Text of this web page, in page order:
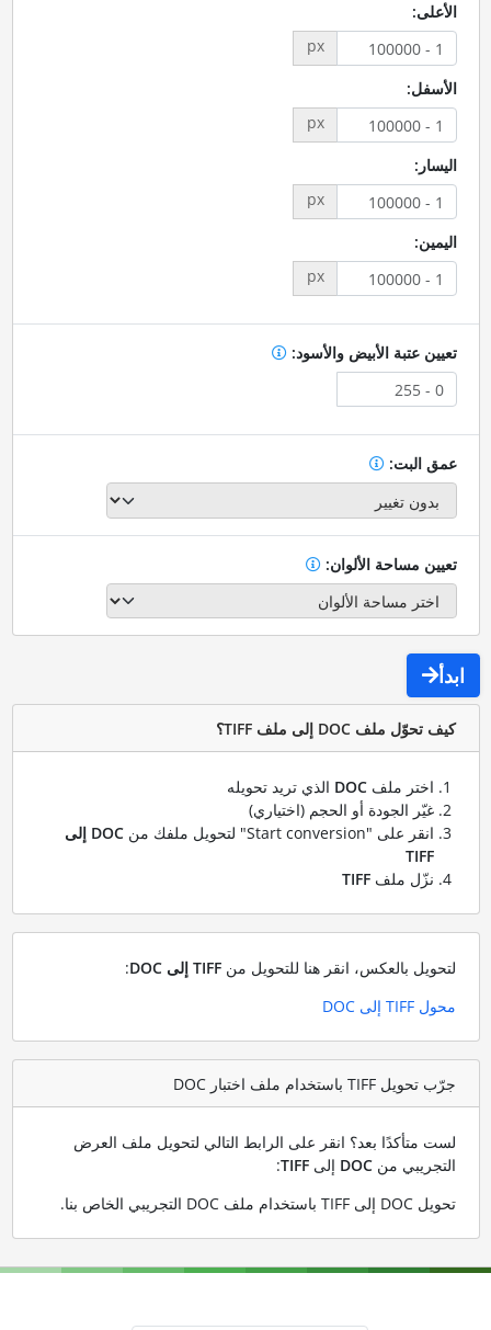
الأعلى:
px
الأسفل:
px
اليسار:
px
اليمين:
px
تعيين عتبة الأبيض والأسود:
عمق البت:
تعيين مساحة الألوان:
ابدأ
كيف تحوّل ملف DOC إلى ملف TIFF؟
اختر ملف DOCالذي تريد تحويله
غيّر الجودة أو الحجم (اختياري)
انقر على "Start conversion" لتحويل ملفك من
DOC إلى
TIFF
نزّل ملف TIFF
لتحويل بالعكس، انقر هنا للتحويل من TIFF إلى DOC
:
محول TIFF إلى DOC
جرّب تحويل TIFF باستخدام ملف اختبار DOC
لست متأكدًا بعد؟ انقر على الرابط التالي لتحويل ملف العرض
التجريبي من DOCإلى TIFF
:
تحويل DOC إلى TIFF باستخدام ملف DOC التجريبي الخاص بنا
.